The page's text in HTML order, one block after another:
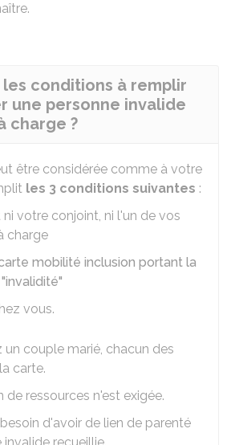
conditions à remplir
une personne invalide
charge ?
être considérée comme à votre
les 3 conditions suivantes :
ni votre conjoint, ni l'un de vos
charge
mobilité inclusion portant la
vous.
un couple marié, chacun des
carte.
ressources n'est exigée.
d'avoir de lien de parenté